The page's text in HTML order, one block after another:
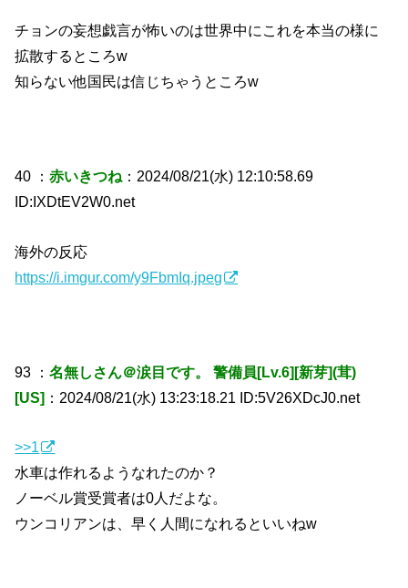
チョンの妄想戯言が怖いのは世界中にこれを本当の様に
拡散するところw
知らない他国民は信じちゃうところw
40 ：赤いきつね ：2024/08/21(水) 12:10:58.69
ID:IXDtEV2W0.net
海外の反応
https://i.imgur.com/y9FbmIq.jpeg
93 ：名無しさん＠涙目です。 警備員[Lv.6][新芽](茸)
[US] ：2024/08/21(水) 13:23:18.21 ID:5V26XDcJ0.net
>>1
水車は作れるようなれたのか？
ノーベル賞受賞者は0人だよな。
ウンコリアンは、早く人間になれるといいねw